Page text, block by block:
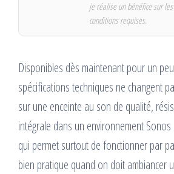
je réalise un bénéfice sur
conditions requises.
Disponibles dès maintenant pour un
spécifications techniques ne changent
sur une enceinte au son de qualité,
intégrale dans un environnement
qui permet surtout de fonctionner par
bien pratique quand on doit ambiancer